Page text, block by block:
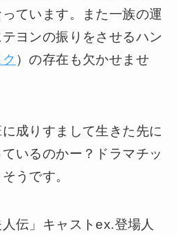
ています。また一族の運
ヨンの振りをさせるハン
）の存在も欠かせませ
成りすまして生きた先に
いるのかー？ドラマチッ
うです。
伝」キャストex.登場人